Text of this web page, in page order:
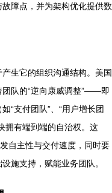
障点，并为架构优化提供数
生它的组织沟通结构。美国
团队的“逆向康威调整”——即
“支付团队”、“用户增长团
拥有端到端的自治权。这
自主性与交付速度，同时要
施支持，赋能业务团队。